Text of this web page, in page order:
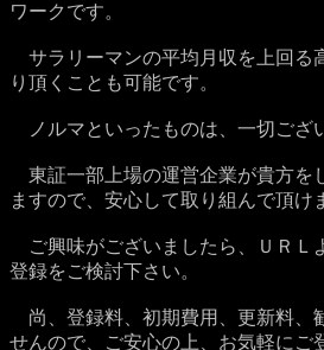
ワークです。
サラリーマンの平均月収を上回る
り頂くことも可能です。
ノルマといったものは、一切ござ
東証一部上場の運営企業が貴方を
ますので、安心して取り組んで頂け
ご興味がございましたら、ＵＲＬ
登録をご検討下さい。
尚、登録料、初期費用、更新料、
せんので、ご安心の上、お気軽にご